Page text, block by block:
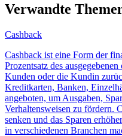
Verwandte
Cashback
Cashback ist eine Form der
Prozentsatz des
Kunden oder die Kundin
Kreditkarten, Banken,
angeboten, um Ausgaben,
Verhaltensweisen zu fördern.
senken und das Sparen
in verschiedenen Branchen